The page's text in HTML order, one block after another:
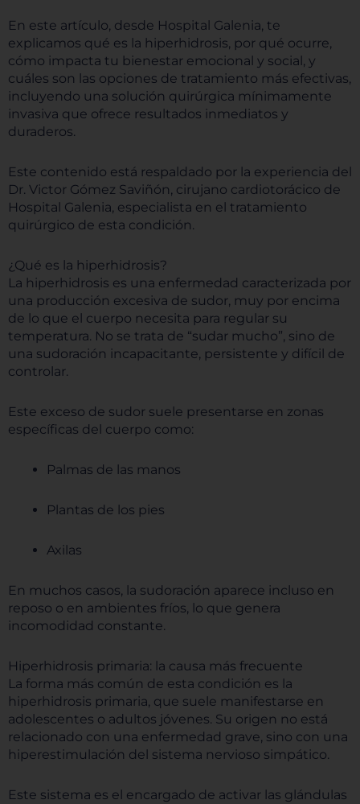
En este artículo, desde Hospital Galenia, te
explicamos qué es la hiperhidrosis, por qué ocurre,
cómo impacta tu bienestar emocional y social, y
cuáles son las opciones de tratamiento más efectivas,
incluyendo una solución quirúrgica mínimamente
invasiva que ofrece resultados inmediatos y
duraderos.
Este contenido está respaldado por la experiencia del
Dr. Victor Gómez Saviñón, cirujano cardiotorácico de
Hospital Galenia, especialista en el tratamiento
quirúrgico de esta condición.
¿Qué es la hiperhidrosis?
La hiperhidrosis es una enfermedad caracterizada por
una producción excesiva de sudor, muy por encima
de lo que el cuerpo necesita para regular su
temperatura. No se trata de “sudar mucho”, sino de
una sudoración incapacitante, persistente y difícil de
controlar.
Este exceso de sudor suele presentarse en zonas
específicas del cuerpo como:
Palmas de las manos
Plantas de los pies
Axilas
En muchos casos, la sudoración aparece incluso en
reposo o en ambientes fríos, lo que genera
incomodidad constante.
Hiperhidrosis primaria: la causa más frecuente
La forma más común de esta condición es la
hiperhidrosis primaria, que suele manifestarse en
adolescentes o adultos jóvenes. Su origen no está
relacionado con una enfermedad grave, sino con una
hiperestimulación del sistema nervioso simpático.
Este sistema es el encargado de activar las glándulas